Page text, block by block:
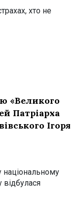
хто не
«Великого
Патріарха
Ігоря
відбулася